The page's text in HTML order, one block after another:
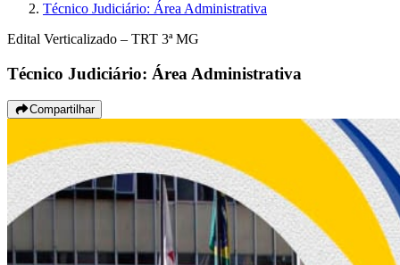
Técnico Judiciário: Área Administrativa
Edital Verticalizado – TRT 3ª MG
Técnico Judiciário: Área Administrativa
Compartilhar